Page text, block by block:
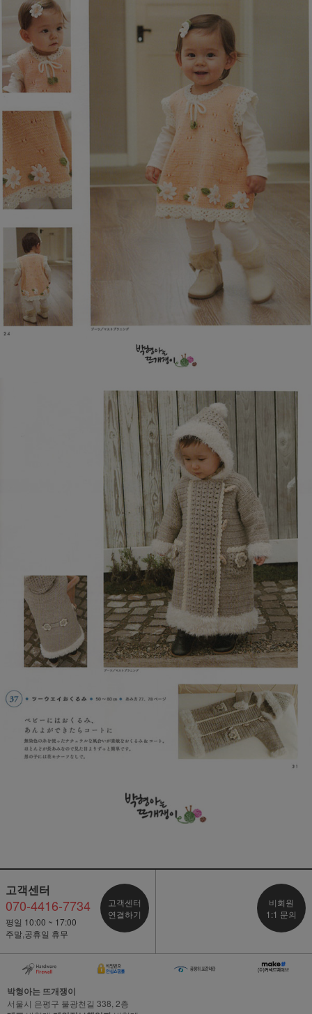
고객센터
070-4416-7734
평일 10:00 ~ 17:00
주말,공휴일 휴무
고객센터
연결하기
비회원
1:1 문의
박형아는 뜨개쟁이
서울시 은평구 불광천길 338, 2층